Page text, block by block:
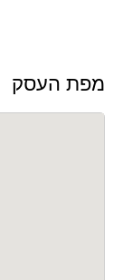
מפת העסק